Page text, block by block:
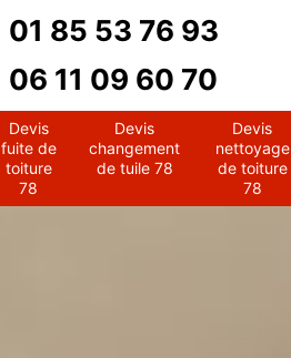
01 85 53 76 93
06 11 09 60 70
Devis
fuite de
toiture
78
Devis
changement
de tuile 78
Devis
nettoyage
de toiture
78